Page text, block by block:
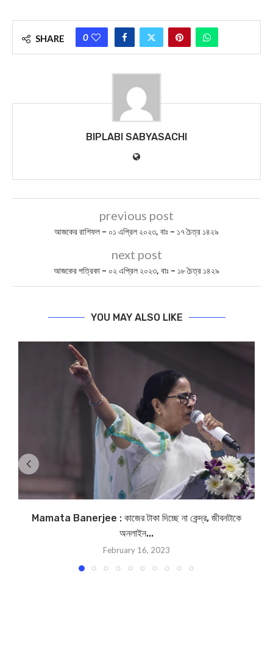
SHARE 0
BIPLABI SABYASACHI
previous post
আজকের রাশিফল – ০১ এপ্রিল ২০২৩, বাঃ – ১৭ চৈত্র ১৪২৯
next post
আজকের পত্রিকা – ০২ এপ্রিল ২০২৩, বাঃ – ১৮ চৈত্র ১৪২৯
YOU MAY ALSO LIKE
Mamata Banerjee : কাজের টাকা দিচ্ছে না কেন্দ্র, জীবনটাকে
অনলাইন...
February 16, 2023